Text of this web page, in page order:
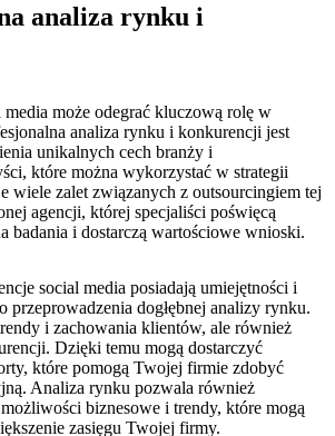
analiza rynku i
⁢media może odegrać kluczową rolę w
analiza rynku i konkurencji jest
unikalnych cech branży i⁤
które można wykorzystać ⁢w strategii
wiele zalet⁤ związanych z outsourcingiem ​tej
agencji, której ‌specjaliści ⁣poświęcą
badania ​i dostarczą wartościowe wnioski.
social media ⁤posiadają umiejętności i
przeprowadzenia dogłębnej analizy ​rynku.⁢
⁣i zachowania klientów, ale również
Dzięki temu mogą dostarczyć
które pomogą Twojej firmie zdobyć
Analiza rynku pozwala również⁤
biznesowe i trendy, ⁤które mogą
zasięgu Twojej firmy.